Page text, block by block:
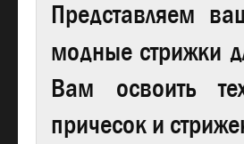
Представляем
модные стрижки
Вам освоить
причесок и